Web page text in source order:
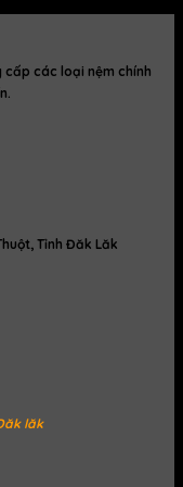
các loại nệm chính
Tỉnh Đăk Lăk
lăk